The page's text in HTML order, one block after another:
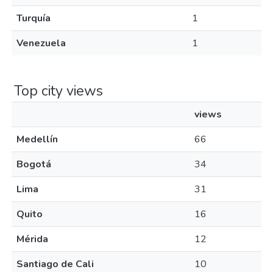
Turquía
1
Venezuela
1
Top city views
views
Medellín
66
Bogotá
34
Lima
31
Quito
16
Mérida
12
Santiago de Cali
10